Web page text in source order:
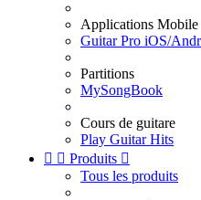
Applications Mobile
Guitar Pro iOS/
Partitions
MySongBook
Cours de guitare
Play Guitar Hits
  Produits 
Tous les produits